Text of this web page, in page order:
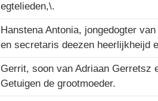
egtelieden,\.
Hanstena Antonia, jongedogter
en secretaris deezen heerlijkheijd
Gerrit, soon van Adriaan Gerretsz
Getuigen de grootmoeder.